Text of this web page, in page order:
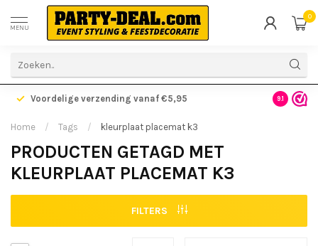
MENU
0
Voordelige verzending vanaf €5,95 Gratis
9.1
Home / Tags / kleurplaat placemat k3
PRODUCTEN GETAGD MET
KLEURPLAAT PLACEMAT K3
FILTERS